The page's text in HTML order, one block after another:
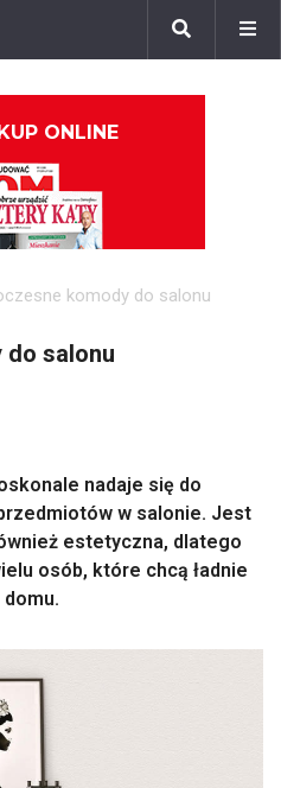
ONLINE
komody do salonu
do salonu
nadaje się do
w salonie. Jest
estetyczna, dlatego
osób, które chcą ładnie